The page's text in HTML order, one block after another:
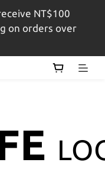
額滿$1,500即享免
NT$100
on orders over
額滿$1,500即享免